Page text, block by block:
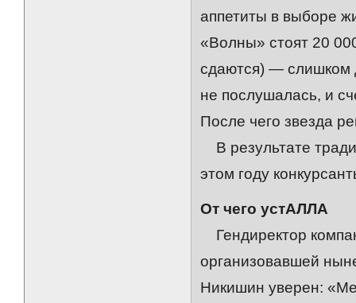
аппетиты в выборе
«Волны» стоят 20
сдаются) — слишком
не послушалась, и
После чего звезда
В результате
этом году
От чего устАЛЛА
Гендиректор
организовавшей
Никишин уверен: